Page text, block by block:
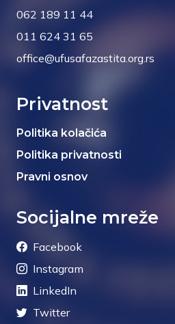
062 189 11 44
011 624 31 65
office@ufusafazastita.org.rs
Privatnost
Politika kolačića
Politika privatnosti
Pravni osnov
Socijalne mreže
Facebook
Instagram
LinkedIn
Twitter